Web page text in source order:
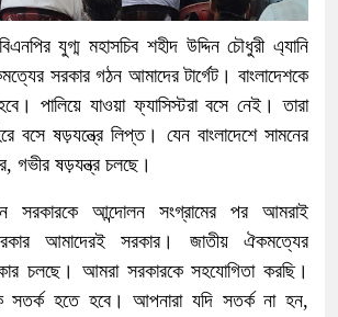
যুগ্ম মহাসচিব শহীদ উদ্দিন চৌধুরী এ্যানি
সরকার গঠন আমাদের টার্গেট। বাংলাদেশকে
পালিয়ে যাওয়া ফ্যাসিস্টরা বসে নেই। তারা
বসে ষড়যন্ত্রে লিপ্ত। যেন বাংলাদেশে সামনের
গভীর ষড়যন্ত্র চলছে।
সরকারকে আন্দোলন সংগ্রামের পর আমরাই
আমাদেরই সরকার। জাতীয় ঐকমত্যের
চলছে। আমরা সরকারকে সহযোগিতা করছি।
সতর্ক হতে হবে। আপনারা যদি সতর্ক না হন,